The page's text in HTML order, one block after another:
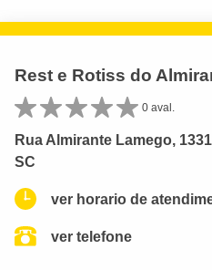
Rest e Rotiss do
0 aval.
Rua Almirante Lamego,
SC
ver horario de
ver telefone